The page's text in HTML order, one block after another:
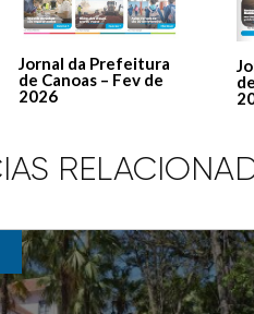
Jornal da Prefeitura
de Canoas – Fev de
2026